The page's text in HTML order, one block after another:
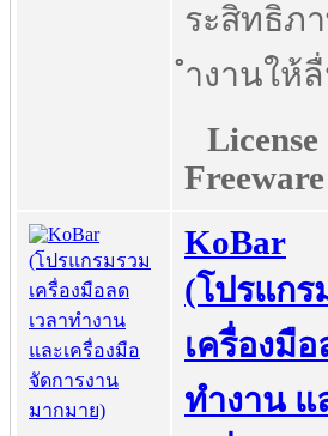
ระสิทธิภ
ำงานให้
License
Freeware
KoBar
(โปรแกร
เครื่องมือ
ทำงาน แ